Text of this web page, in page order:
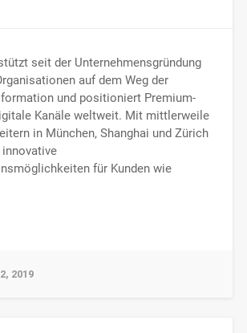
seit der Unternehmensgründung
auf dem Weg der
und positioniert Premium-
Kanäle weltweit. Mit mittlerweile
in München, Shanghai und Zürich
für Kunden wie
2019